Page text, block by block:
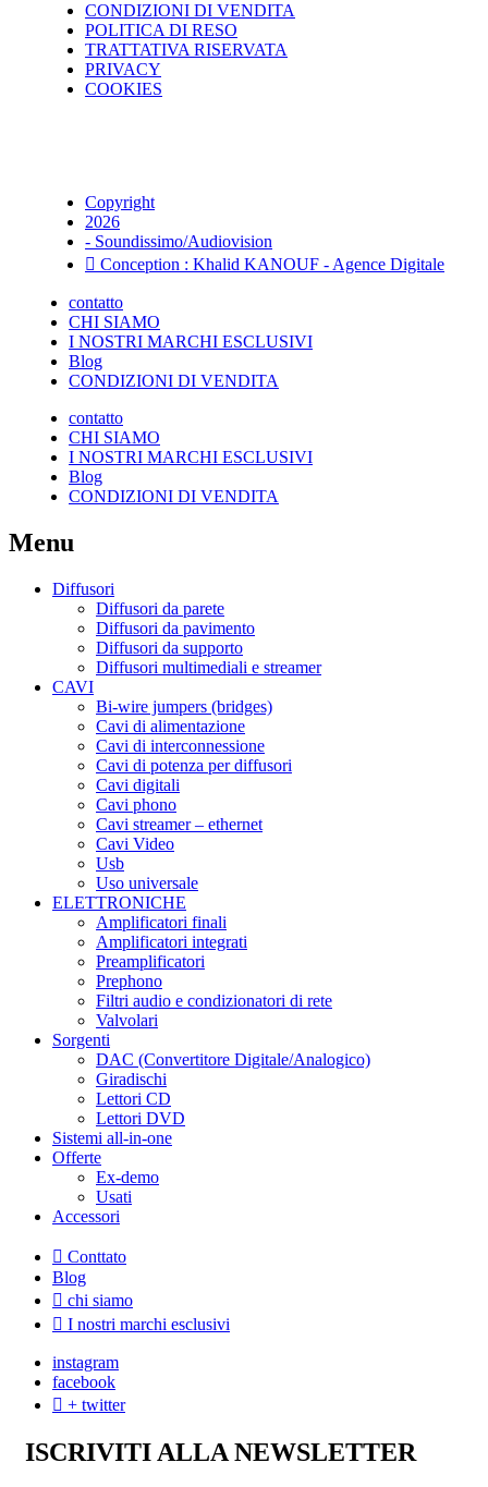
CONDIZIONI DI VENDITA
POLITICA DI RESO
TRATTATIVA RISERVATA
PRIVACY
COOKIES
Copyright
2026
- Soundissimo/Audiovision
Conception : Khalid KANOUF - Agence Digitale
contatto
CHI SIAMO
I NOSTRI MARCHI ESCLUSIVI
Blog
CONDIZIONI DI VENDITA
contatto
CHI SIAMO
I NOSTRI MARCHI ESCLUSIVI
Blog
CONDIZIONI DI VENDITA
Menu
Diffusori
Diffusori da parete
Diffusori da pavimento
Diffusori da supporto
Diffusori multimediali e streamer
CAVI
Bi-wire jumpers (bridges)
Cavi di alimentazione
Cavi di interconnessione
Cavi di potenza per diffusori
Cavi digitali
Cavi phono
Cavi streamer – ethernet
Cavi Video
Usb
Uso universale
ELETTRONICHE
Amplificatori finali
Amplificatori integrati
Preamplificatori
Prephono
Filtri audio e condizionatori di rete
Valvolari
Sorgenti
DAC (Convertitore Digitale/Analogico)
Giradischi
Lettori CD
Lettori DVD
Sistemi all-in-one
Offerte
Ex-demo
Usati
Accessori
Conttato
Blog
chi siamo
I nostri marchi esclusivi
instagram
facebook
+ twitter
ISCRIVITI ALLA NEWSLETTER